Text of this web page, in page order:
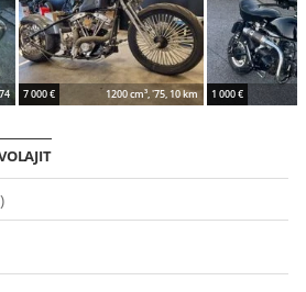
7 000 € 1200 cm³, '75, 10 km 1 000 €